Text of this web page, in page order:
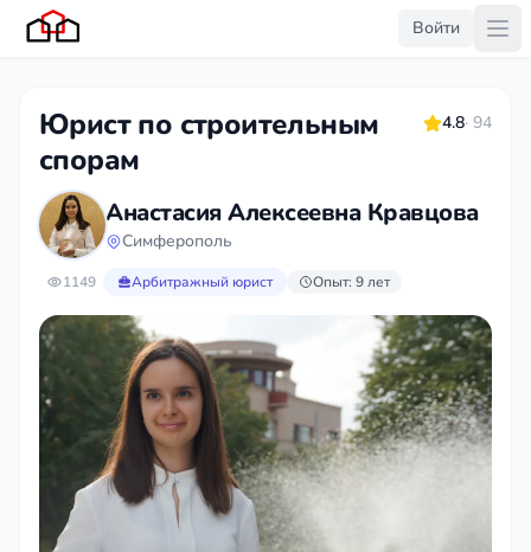
Войти
Юрист по строительным
спорам
4.8· 94
Анастасия Алексеевна Кравцова
Симферополь
1149 Арбитражный юрист Опыт: 9 лет